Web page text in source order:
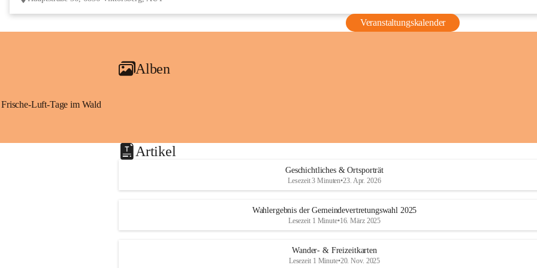
Veranstaltungskalender
Alben
Frische-Luft-Tage im Wald
Artikel
Geschichtliches & Ortsporträt
Lesezeit 3 Minuten•23. Apr. 2026
Wahlergebnis der Gemeindevertretungswahl 2025
Lesezeit 1 Minute•16. März 2025
Wander- & Freizeitkarten
Lesezeit 1 Minute•20. Nov. 2025